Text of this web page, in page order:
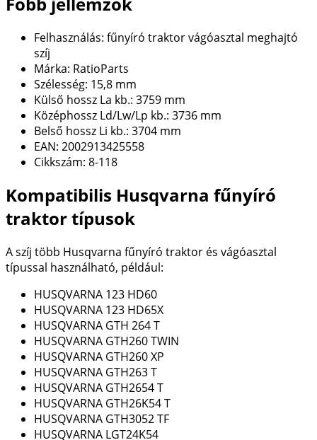
Felhasználás: fűnyíró traktor vágóasztal meghajtó
szíj
Márka: RatioParts
Szélesség: 15,8 mm
Külső hossz La kb.: 3759 mm
Középhossz Ld/Lw/Lp kb.: 3736 mm
Belső hossz Li kb.: 3704 mm
EAN: 2002913425558
Cikkszám: 8-118
Kompatibilis Husqvarna fűnyíró
traktor típusok
A szíj több Husqvarna fűnyíró traktor és vágóasztal
típussal használható, például:
HUSQVARNA 123 HD60
HUSQVARNA 123 HD65X
HUSQVARNA GTH 264 T
HUSQVARNA GTH260 TWIN
HUSQVARNA GTH260 XP
HUSQVARNA GTH263 T
HUSQVARNA GTH2654 T
HUSQVARNA GTH26K54 T
HUSQVARNA GTH3052 TF
HUSQVARNA LGT24K54